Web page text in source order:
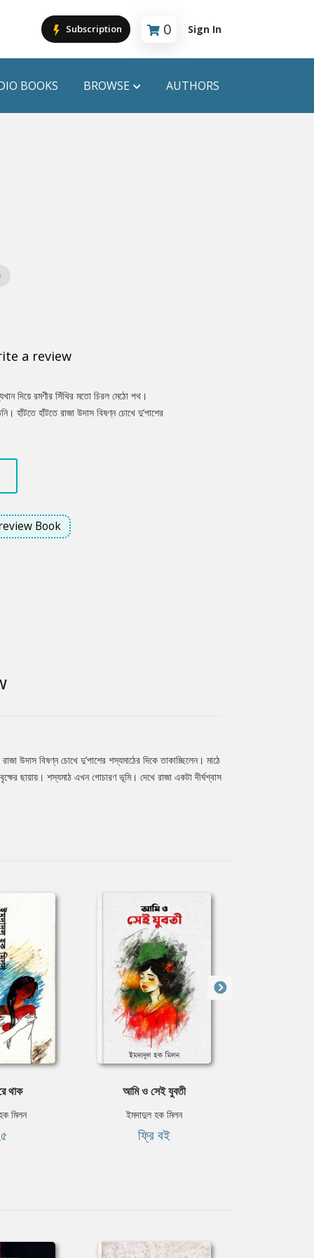
Subscription 0
Cart is empty
Sign In
BOOKS BROWSE AUTHORS
a review
দিয়ে রমণীর সিঁথির মতো চিরল মেঠো পথ।
হাঁটতে হাঁটতে রাজা উদাস বিষণ্ন চোখে দু’পাশের
পুড়ে খাক হয়ে গেছে সব। দু’একজন কৃষক তবুও সেই
দীর্ঘশ্বাস ফেলেন। মন্ত্রিপরিষদের দিকে
Book
উদাস বিষণ্ন চোখে দু’পাশের শস্যমাঠের দিকে তাকাচ্ছিলেন। মাঠে
ছায়ায়। শস্যমাঠ এখন গোচারণ ভূমি। দেখে রাজা একটা দীর্ঘশ্বাস
থাক
মিলন
আমি ও সেই যুবতী
ইমদাদুল হক মিলন
ফ্রি বই